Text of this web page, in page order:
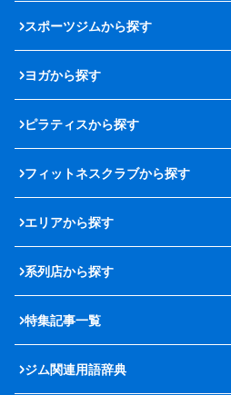
スポーツジムから探す
ヨガから探す
ピラティスから探す
フィットネスクラブから探す
エリアから探す
系列店から探す
特集記事一覧
ジム関連用語辞典